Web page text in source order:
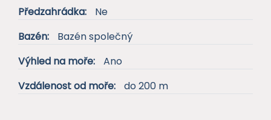
Předzahrádka:
Ne
Bazén:
Bazén společný
Výhled na moře:
Ano
Vzdálenost od moře:
do 200 m